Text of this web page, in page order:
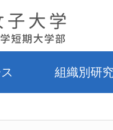
組織別研